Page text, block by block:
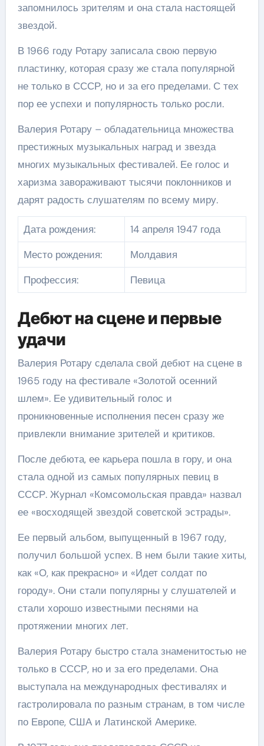
запомнилось зрителям и она стала настоящей
звездой.
В 1966 году Ротару записала свою первую
пластинку, которая сразу же стала популярной
не только в СССР, но и за его пределами. С тех
пор ее успехи и популярность только росли.
Валерия Ротару – обладательница множества
престижных музыкальных наград и звезда
многих музыкальных фестивалей. Ее голос и
харизма завораживают тысячи поклонников и
дарят радость слушателям по всему миру.
Дата рождения:
14 апреля 1947 года
Место рождения:
Молдавия
Профессия:
Певица
Дебют на сцене и первые
удачи
Валерия Ротару сделала свой дебют на сцене в
1965 году на фестивале «Золотой осенний
шлем». Ее удивительный голос и
проникновенные исполнения песен сразу же
привлекли внимание зрителей и критиков.
После дебюта, ее карьера пошла в гору, и она
стала одной из самых популярных певиц в
СССР. Журнал «Комсомольская правда» назвал
ее «восходящей звездой советской эстрады».
Ее первый альбом, выпущенный в 1967 году,
получил большой успех. В нем были такие хиты,
как «О, как прекрасно» и «Идет солдат по
городу». Они стали популярны у слушателей и
стали хорошо известными песнями на
протяжении многих лет.
Валерия Ротару быстро стала знаменитостью не
только в СССР, но и за его пределами. Она
выступала на международных фестивалях и
гастролировала по разным странам, в том числе
по Европе, США и Латинской Америке.